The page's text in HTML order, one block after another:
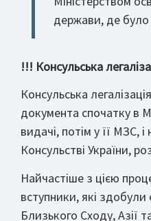
держави, де
!!! Консульська
Консульська
документа спочатку в
видачі, потім у її МЗС,
Консульстві України,
Найчастіше з цією
вступники, які здобули
Близького Сходу, Азії